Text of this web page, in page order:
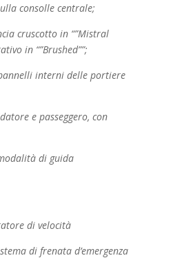
consolle centrale;
cruscotto in “”Mistral
in “”Brushed””;
interni delle portiere
e passeggero, con
di guida
di velocità
di frenata d’emergenza